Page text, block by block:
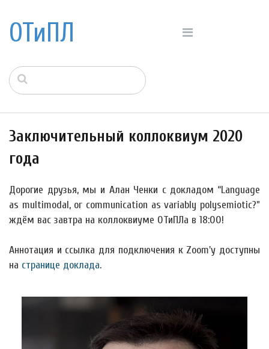
ОТиПЛ
Заключительный коллоквиум 2020
года
Дорогие друзья, мы и Алан Ченки с докладом “Language
as multimodal, or communication as variably polysemiotic?”
ждём вас завтра на коллоквиуме ОТиПЛа в 18:00!
Аннотация и ссылка для подключения к Zoom'у доступны
на странице доклада.